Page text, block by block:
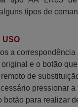
tipos de
USO
a correspondência
e o botão
de
pressionar
botão para realizar